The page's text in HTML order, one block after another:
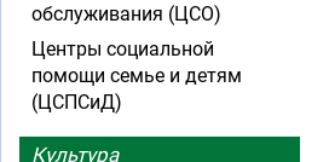
обслуживания (ЦСО)
Центры социальной
помощи семье и детям
(ЦСПСиД)
Культура